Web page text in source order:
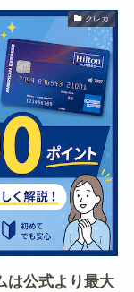
クレカ
は公式より最大